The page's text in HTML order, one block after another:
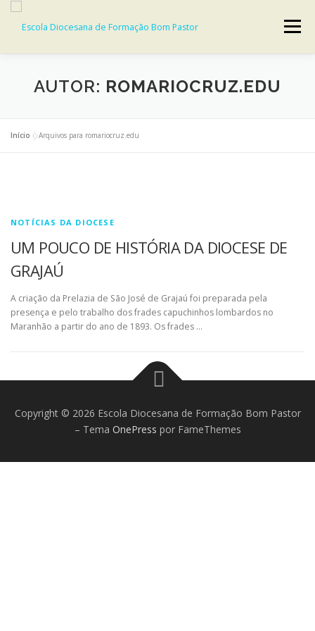
Menu
INÍCIO FORMAÇÃO DIOCESANA
NÚCLEO DIACONAL
AUTOR: ROMARIOCRUZ.EDU
Início »Arquivos para romariocruz.edu
NOTÍCIAS DA DIOCESE
UM POUCO DE HISTÓRIA DA DIOCESE DE
GRAJAÚ
A criação da Prelazia de São José de Grajaú foi preparada pela
presença e pelo trabalho dos frades capuchinhos lombardos no
Maranhão a partir do ano de 1893. Os frades …
Copyright © 2026 Escola Diocesana de Formação Bom Pastor
– Tema OnePress por FameThemes